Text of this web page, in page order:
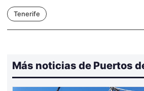
Tenerife
Más noticias de Puertos